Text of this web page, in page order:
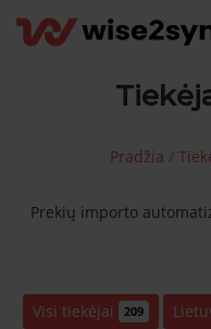
Pradžia /
Prekių importo
Visi tiekėjai 209